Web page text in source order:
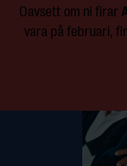
Oavsett om ni firar
vara på februari,